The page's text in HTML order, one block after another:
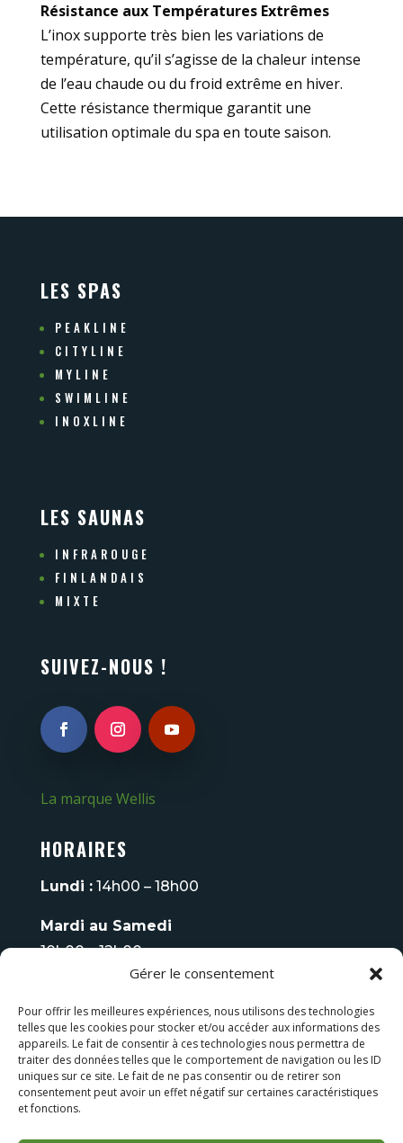
Gérer le consentement
Pour offrir les meilleures expériences, nous utilisons des technologies
telles que les cookies pour stocker et/ou accéder aux informations des
appareils. Le fait de consentir à ces technologies nous permettra de
traiter des données telles que le comportement de navigation ou les ID
uniques sur ce site. Le fait de ne pas consentir ou de retirer son
consentement peut avoir un effet négatif sur certaines caractéristiques
et fonctions.
Résistance aux Températures Extrêmes
L’inox supporte très bien les variations de
température, qu’il s’agisse de la chaleur intense
de l’eau chaude ou du froid extrême en hiver.
Cette résistance thermique garantit une
utilisation optimale du spa en toute saison.
LES SPAS
PEAKLINE
CITYLINE
MYLINE
SWIMLINE
INOXLINE
LES SAUNAS
INFRAROUGE
FINLANDAIS
MIXTE
SUIVEZ-NOUS !
La marque Wellis
HORAIRES
Lundi :14h00 – 18h00
Mardi au Samedi
10h00 – 12h00
14h00 – 18h00
Fermé le Dimanche
Tel : 06 08 93 70 75
LES FAUTEUILS DE MASSAGE